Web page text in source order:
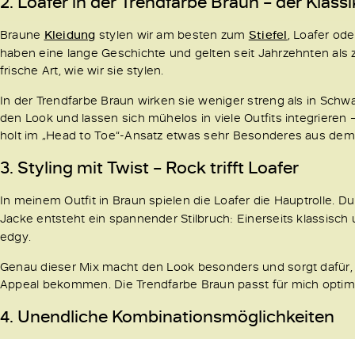
Braune Kleidung stylen wir am besten zum Stiefel , Loafer
haben eine lange Geschichte und gelten seit Jahrzehnten
frische Art, wie wir sie stylen.
In der Trendfarbe Braun wirken sie weniger streng als in
den Look und lassen sich mühelos in viele Outfits
holt im „Head to Toe“-Ansatz etwas sehr Besonderes aus
3. Styling mit Twist – Rock trifft Loafer
In meinem Outfit in Braun spielen die Loafer die Hauptrolle.
Jacke entsteht ein spannender Stilbruch: Einerseits klassisch
edgy.
Genau dieser Mix macht den Look besonders und sorgt
Appeal bekommen. Die Trendfarbe Braun passt für mich
4. Unendliche Kombinationsmöglichkeiten